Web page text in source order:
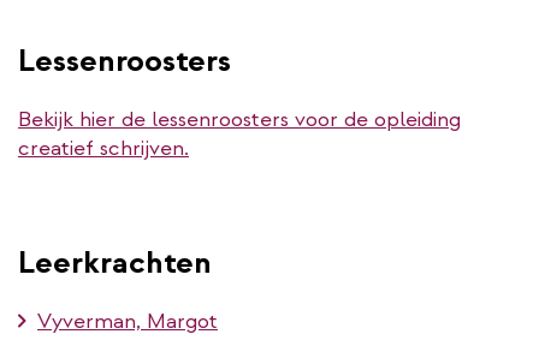
Lessenroosters
Bekijk hier de lessenroosters voor de opleiding
creatief schrijven.
Leerkrachten
Vyverman, Margot